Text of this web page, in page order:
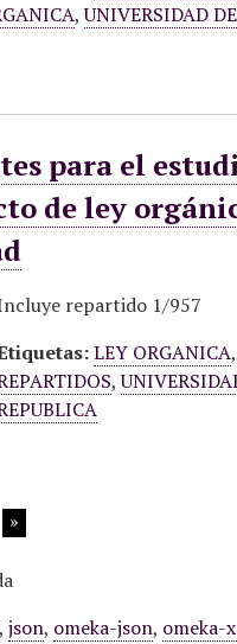
,UNIVERSIDAD
para el
de ley
repartido 1/957
LEY ORGANICA,
,
, json, omeka-json, omeka-